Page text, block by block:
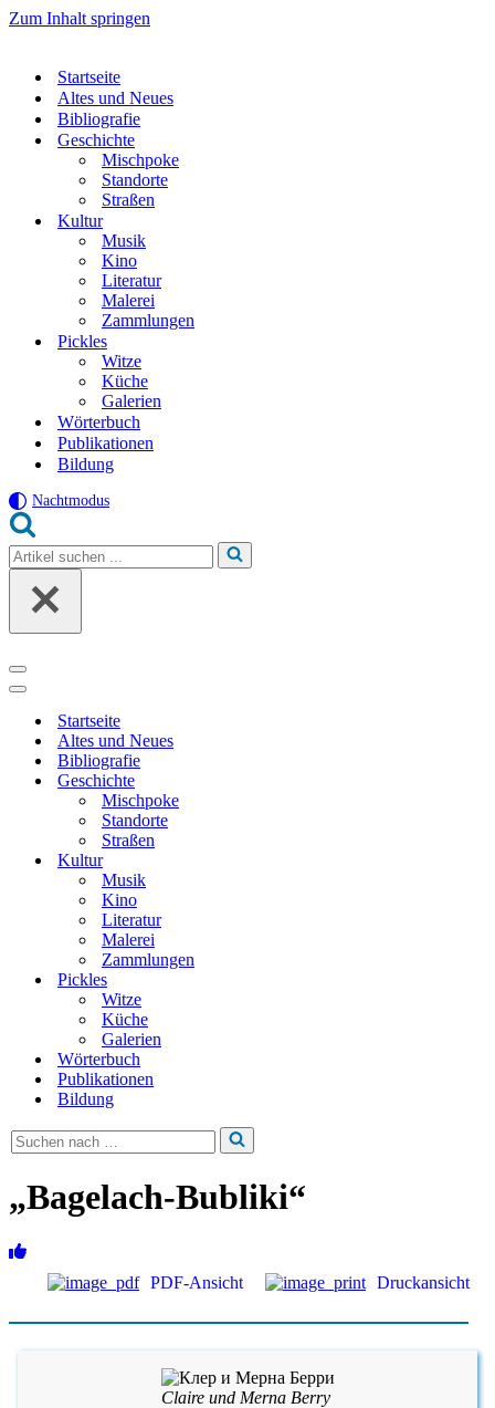
Zum Inhalt springen
Startseite
Altes und Neues
Bibliografie
Geschichte
Mischpoke
Standorte
Straßen
Kultur
Musik
Kino
Literatur
Malerei
Zammlungen
Pickles
Witze
Küche
Galerien
Wörterbuch
Publikationen
Bildung
Nachtmodus
Suchen
nach …
Navigationsmenü
Navigationsmenü
Startseite
Altes und Neues
Bibliografie
Geschichte
Mischpoke
Standorte
Straßen
Kultur
Musik
Kino
Literatur
Malerei
Zammlungen
Pickles
Witze
Küche
Galerien
Wörterbuch
Publikationen
Bildung
Suchen
nach …
„Bagelach-Bubliki“
PDF-Ansicht Druckansicht
Claire und Merna Berry